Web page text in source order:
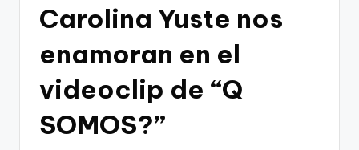
Carolina Yuste nos
enamoran en el
videoclip de “Q
SOMOS?”